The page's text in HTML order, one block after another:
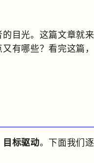
目光。这篇文章就
有哪些？看完这篇
标驱动。下面我们